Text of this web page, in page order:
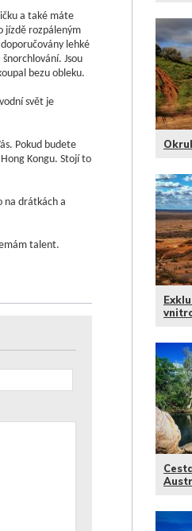
a také máte
jízdě rozpáleným
lehké
Jsou
bezu obleku.
svět je
Pokud budete
Kongu. Stojí to
na drátkách a
talent.